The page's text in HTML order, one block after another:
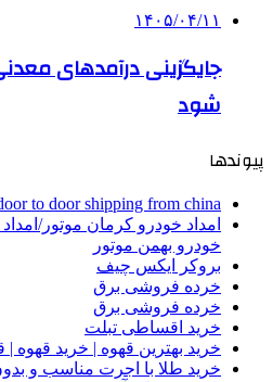
۱۴۰۵/۰۴/۱۱
جایگزینی درآمدهای
شود
پیوندها
to door shipping from china
امداد خودرو کرمان موتور/
خودرو بهمن موتور
بروکر ایکس چیف
خرده فروشی برق
خرده فروشی برق
خرید اقساطی تبلت
خرید بهترین قهوه | خرید قهوه |
خرید طلا با اجرت مناسب و